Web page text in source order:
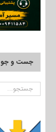
جست و جو
جستجو